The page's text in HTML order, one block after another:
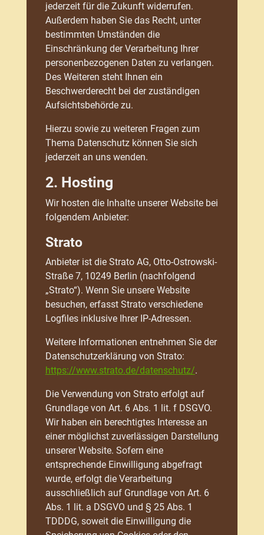
jederzeit für die Zukunft widerrufen.
Außerdem haben Sie das Recht, unter
bestimmten Umständen die
Einschränkung der Verarbeitung Ihrer
personenbezogenen Daten zu verlangen.
Des Weiteren steht Ihnen ein
Beschwerderecht bei der zuständigen
Aufsichtsbehörde zu.
Hierzu sowie zu weiteren Fragen zum
Thema Datenschutz können Sie sich
jederzeit an uns wenden.
2. Hosting
Wir hosten die Inhalte unserer Website bei
folgendem Anbieter:
Strato
Anbieter ist die Strato AG, Otto-Ostrowski-
Straße 7, 10249 Berlin (nachfolgend
„Strato“). Wenn Sie unsere Website
besuchen, erfasst Strato verschiedene
Logfiles inklusive Ihrer IP-Adressen.
Weitere Informationen entnehmen Sie der
Datenschutzerklärung von Strato:
https://www.strato.de/datenschutz/.
Die Verwendung von Strato erfolgt auf
Grundlage von Art. 6 Abs. 1 lit. f DSGVO.
Wir haben ein berechtigtes Interesse an
einer möglichst zuverlässigen Darstellung
unserer Website. Sofern eine
entsprechende Einwilligung abgefragt
wurde, erfolgt die Verarbeitung
ausschließlich auf Grundlage von Art. 6
Abs. 1 lit. a DSGVO und § 25 Abs. 1
TDDDG, soweit die Einwilligung die